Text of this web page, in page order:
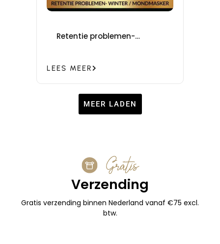
Retentie problemen-
LEES MEER
MEER LADEN
Gratis
Verzending
Gratis verzending binnen Nederland vanaf €75 excl.
btw.